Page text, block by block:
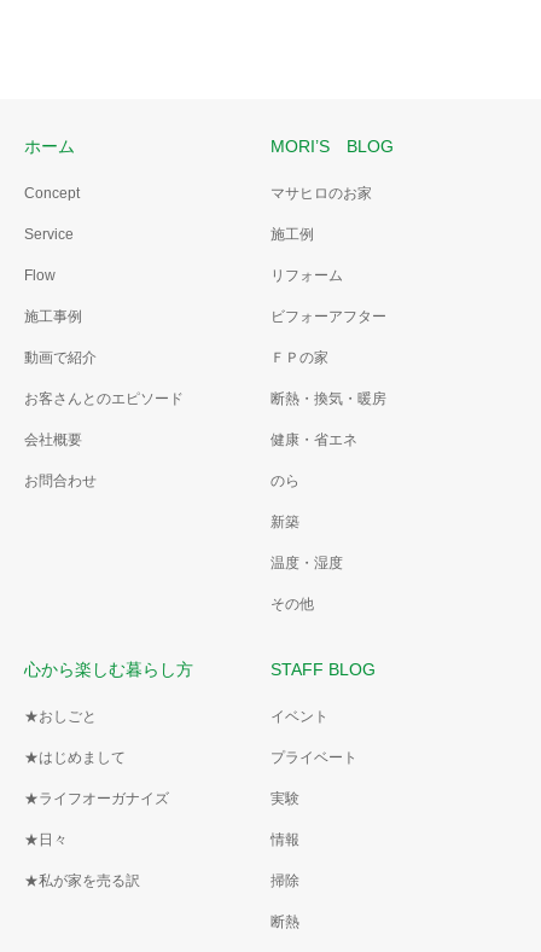
ホーム
Concept
Service
Flow
施工事例
動画で紹介
お客さんとのエピソード
会社概要
お問合わせ
MORI’S BLOG
マサヒロのお家
施工例
リフォーム
ビフォーアフター
ＦＰの家
断熱・換気・暖房
健康・省エネ
のら
新築
温度・湿度
その他
心から楽しむ暮らし方
★おしごと
★はじめまして
★ライフオーガナイズ
★日々
★私が家を売る訳
STAFF BLOG
イベント
プライベート
実験
情報
掃除
断熱